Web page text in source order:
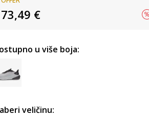
73,49 €
u više boja:
veličinu: